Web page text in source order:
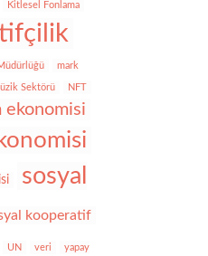
Kitlesel Fonlama
mark
Sektörü NFT
ekonomisi
sosyal
kooperatif
UN veri yapay